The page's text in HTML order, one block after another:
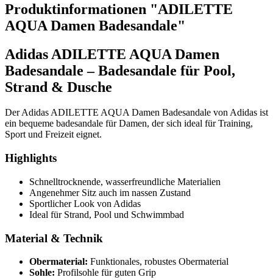
Produktinformationen "ADILETTE
AQUA Damen Badesandale"
Adidas ADILETTE AQUA Damen
Badesandale – Badesandale für Pool,
Strand & Dusche
Der Adidas ADILETTE AQUA Damen Badesandale von Adidas ist
ein bequeme badesandale für Damen, der sich ideal für Training,
Sport und Freizeit eignet.
Highlights
Schnelltrocknende, wasserfreundliche Materialien
Angenehmer Sitz auch im nassen Zustand
Sportlicher Look von Adidas
Ideal für Strand, Pool und Schwimmbad
Material & Technik
Obermaterial: Funktionales, robustes Obermaterial
Sohle: Profilsohle für guten Grip